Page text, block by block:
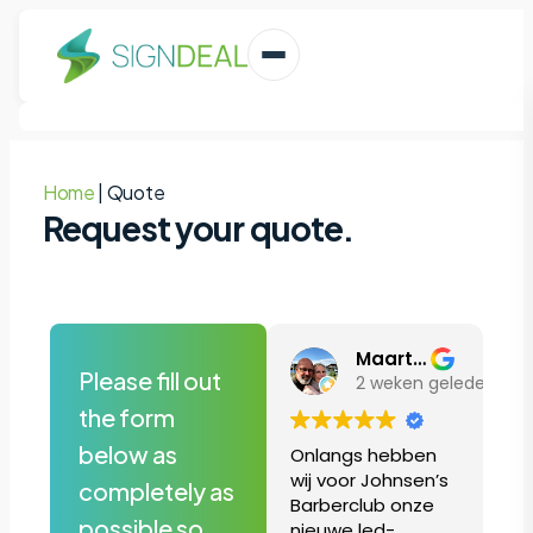
Home| Quote
Request your quote.
Please fill out
the form
below as
completely as
Maarten Rutten
2 weken geleden
Onlangs hebben
wij voor Johnsen’s
Barberclub onze